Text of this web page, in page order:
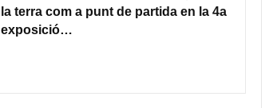
la terra com a punt de partida en la 4a
exposició…